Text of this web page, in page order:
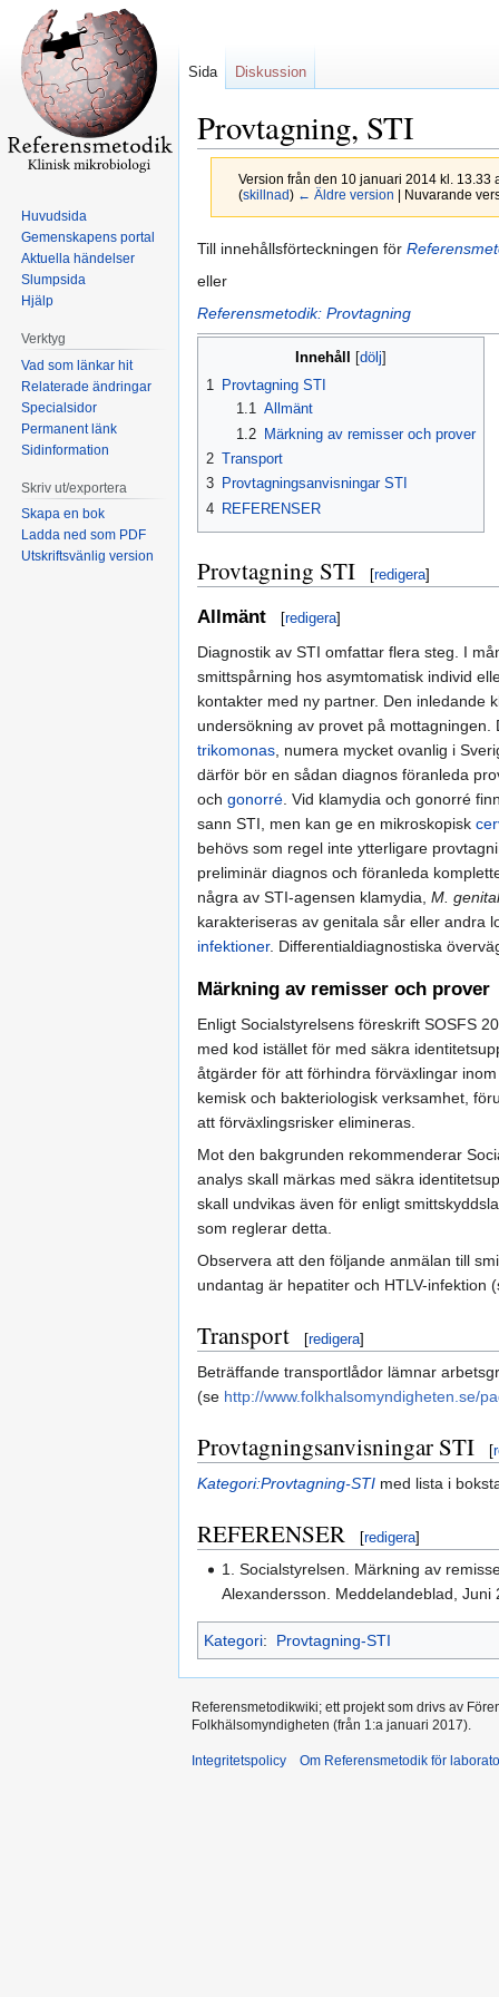
Provtagning, STI
Version från den 10 januari 2014 kl. 13.33
(skillnad) ← Äldre version | Nuvarande
Hoppa
till
Hoppa
till
Till innehållsförteckningen för
eller
Referensmetodik: Provtagning
Innehåll
1 Provtagning STI
1.1 Allmänt
1.2
Märkning av remisser och prover
2 Transport
3 Provtagningsanvisningar STI
4 REFERENSER
Provtagning STI [redigera]
Allmänt [redigera]
Diagnostik av STI omfattar flera steg. I
smittspårning hos asymtomatisk individ
kontakter med ny partner. Den inledande
undersökning av provet på
trikomonas , numera mycket ovanlig i
därför bör en sådan diagnos föranleda
och gonorré . Vid klamydia och gonorré
sann STI, men kan ge en mikroskopisk
behövs som regel inte ytterligare
preliminär diagnos och föranleda
några av STI-agensen klamydia, M.
karakteriseras av genitala sår eller andra
infektioner. Differentialdiagnostiska
Märkning av remisser och prover
Enligt Socialstyrelsens föreskrift SOSFS
med kod istället för med säkra
åtgärder för att förhindra förväxlingar
kemisk och bakteriologisk verksamhet,
att förväxlingsrisker elimineras.
Mot den bakgrunden rekommenderar
analys skall märkas med säkra
skall undvikas även för enligt
som reglerar detta.
Observera att den följande anmälan till
undantag är hepatiter och HTLV-infektion
Transport [redigera]
Beträffande transportlådor lämnar
(se http://www.folkhalsomyndigheten.se/
Provtagningsanvisningar STI [
Kategori:Provtagning-STI med lista i
REFERENSER [redigera]
1. Socialstyrelsen. Märkning av
Alexandersson. Meddelandeblad, Juni
Kategori: Provtagning-STI
Sida Diskussion
Huvudsida
Gemenskapens portal
Aktuella händelser
Slumpsida
Hjälp
Verktyg
Vad som länkar hit
Relaterade ändringar
Specialsidor
Permanent länk
Sidinformation
Skriv ut/exportera
Skapa en bok
Ladda ned som PDF
Utskriftsvänlig version
Referensmetodikwiki; ett projekt som drivs av
Folkhälsomyndigheten (från 1:a januari 2017).
Integritetspolicy Om Referensmetodik för